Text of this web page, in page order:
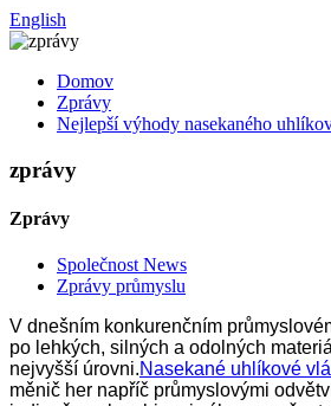
English
Domov
Zprávy
Nejlepší výhody nasekaného
zprávy
Zprávy
Společnost News
Zprávy průmyslu
V dnešním konkurenčním
po lehkých, silných a odolných
nejvyšší úrovni.Nasekané uhlíkové
měnič her napříč průmyslovými